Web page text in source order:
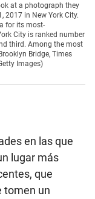
at a photograph they
2017 in New York City.
for its most-
City is ranked number
third. Among the most
Bridge, Times
Images)
en las que
lugar más
que
tomen un